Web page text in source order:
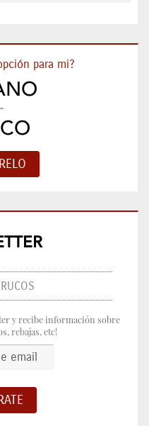
para mi?
y recibe información sobre
rebajas, etc!